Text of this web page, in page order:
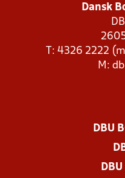
Dansk
T: 4326 2222
M:
DBU